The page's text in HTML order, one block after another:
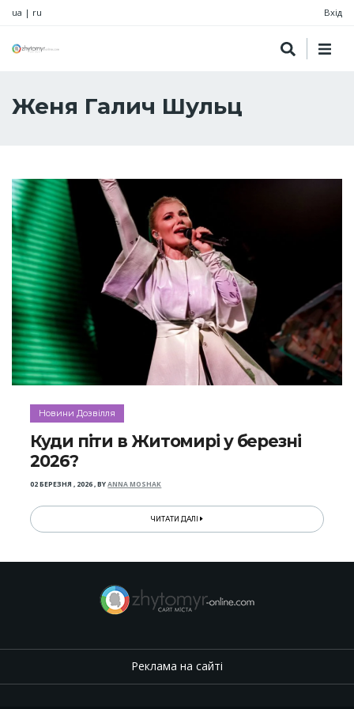
ua | ru Вхід
Женя Галич Шульц
Новини Дозвілля
Куди піти в Житомирі у березні
2026?
02 БЕРЕЗНЯ , 2026,BYANNA MOSHAK
ЧИТАТИ ДАЛІ
Реклама на сайті